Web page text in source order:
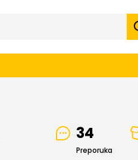
34
Preporuka